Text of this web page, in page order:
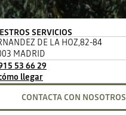
SERVICIOS
DE LA HOZ,82-84
MADRID
53 66 29
llegar
CONTACTA CON NOSOTROS